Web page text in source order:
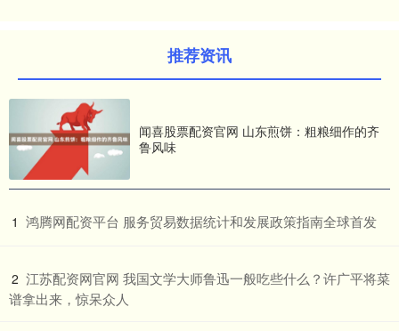
推荐资讯
闻喜股票配资官网 山东煎饼：粗粮细作的齐
鲁风味
1 ​鸿腾网配资平台 服务贸易数据统计和发展政策指南全球首发
2 ​江苏配资网官网 我国文学大师鲁迅一般吃些什么？许广平将菜
谱拿出来，惊呆众人